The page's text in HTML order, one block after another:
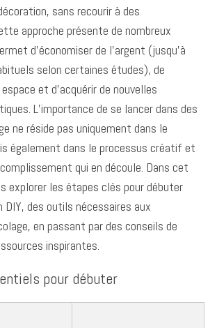
sans recourir à des
approche présente de nombreux
d’économiser de l’argent (jusqu’à
selon certaines études), de
et d’acquérir de nouvelles
L’importance de se lancer dans des
ne réside pas uniquement dans le
également dans le processus créatif et
qui en découle. Dans cet
explorer les étapes clés pour débuter
DIY, des outils nécessaires aux
en passant par des conseils de
inspirantes.
pour débuter